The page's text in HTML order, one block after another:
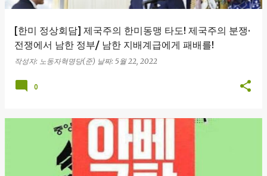
[한미 정상회담] 제국주의 한미동맹 타도! 제국주의 분쟁·
전쟁에서 남한 정부/ 남한 지배계급에게 패배를!
작성자: 노동자혁명당(준) 날짜: 5월 22, 2022
0